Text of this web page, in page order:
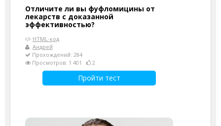
Отличите ли вы фуфломицины от
лекарств с доказанной
эффективностью?
HTML-код
Андрей
Прохождений: 284
Просмотров: 1 401
2
Пройти тест